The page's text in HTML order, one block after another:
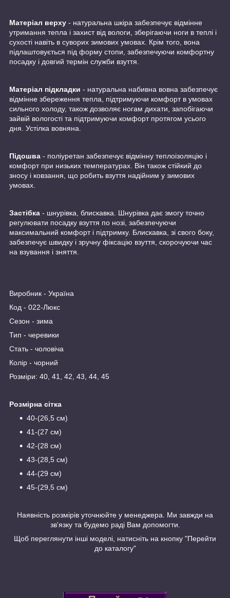
Матеріал верху - натуральна шкіра забезпечує відмінне
утримання тепла і захист від вологи, зберігаючи ноги в теплі і
сухості навіть в суворих зимових умовах. Крім того, вона
підлаштовується під форму стопи, забезпечуючи комфортну
посадку і довгий термін служби взуття.
Матеріал підкладки - натуральна набивна вовна забезпечує
відмінне збереження тепла, підтримуючи комфорт в умовах
сильного холоду, також дозволяє ногам дихати, запобігаючи
зайвій вологості та підтримуючи комфорт протягом усього
дня. Устілка вовняна.
Підошва - поліуретан забезпечує відмінну теплоізоляцію і
комфорт при низьких температурах. Він також стійкий до
зносу і ковзання, що робить взуття надійним у зимових
умовах.
Застібка - шнурівка, блискавка. Шнурівка дає змогу точно
регулювати посадку взуття по нозі, забезпечуючи
максимальний комфорт і підтримку. Блискавка, зі свого боку,
забезпечує швидку і зручну фіксацію взуття, скорочуючи час
на взування і зняття.
Виробник - Україна
Код - 022-Люкс
Сезон - зима
Тип - черевики
Стать - чоловіча
Колір - чорний
Розміри: 40, 41, 42, 43, 44, 45
Розмірна сітка
40-(26,5 см)
41-(27 см)
42-(28 см)
43-(28,5 см)
44-(29 см)
45-(29,5 см)
Наявність розмірів уточнюйте у менеджера. Ми завжди на
зв'язку та будемо раді Вам допомогти.
Щоб переглянути інші моделі, натисніть на кнопку "Перейти
до каталогу"